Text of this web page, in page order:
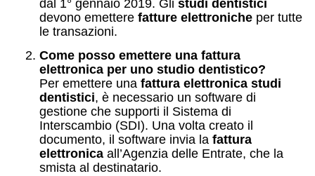
dal 1° gennaio 2019. Gli studi dentistici
devono emettere fatture elettroniche per tutte
le transazioni.
Come posso emettere una fattura
elettronica per uno studio dentistico?
Per emettere una fattura elettronica studi
dentistici, è necessario un software di
gestione che supporti il Sistema di
Interscambio (SDI). Una volta creato il
documento, il software invia la fattura
elettronica all’Agenzia delle Entrate, che la
smista al destinatario.